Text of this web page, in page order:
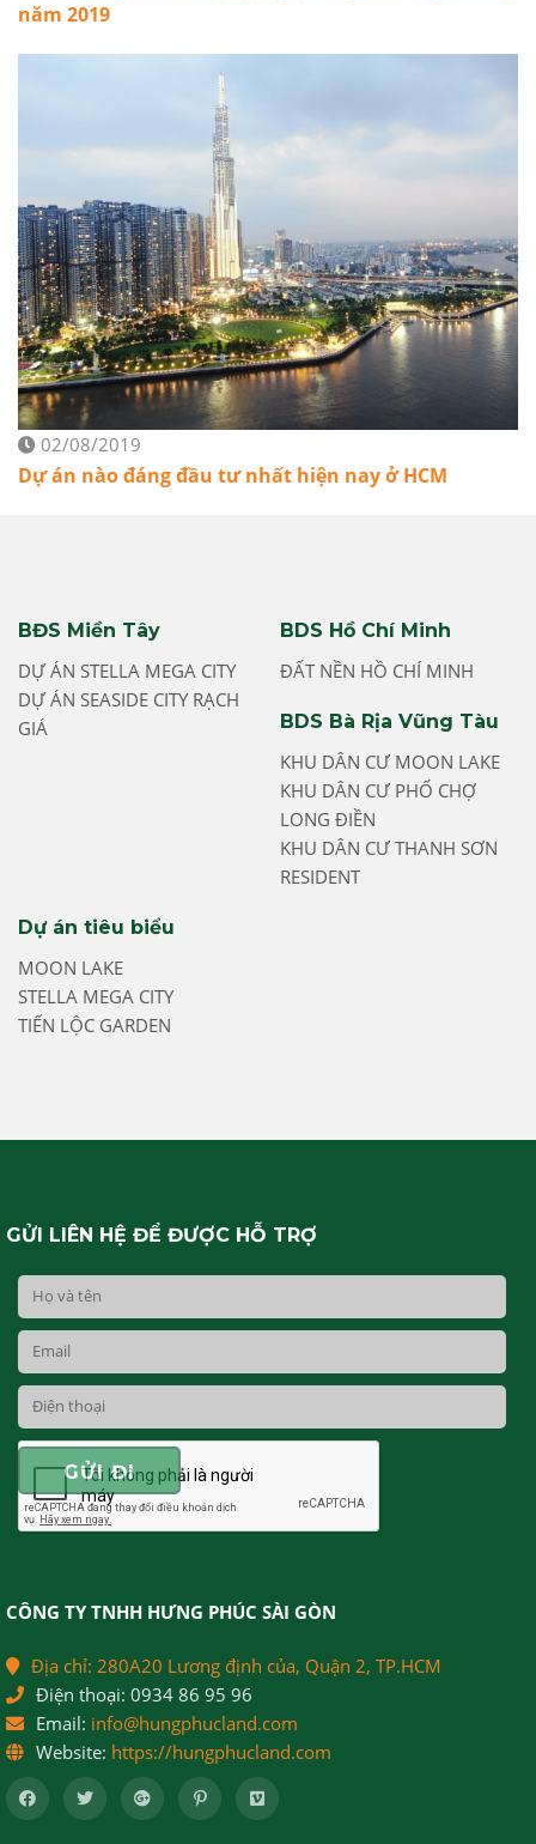
năm 2019
02/08/2019
Dự án nào đáng đầu tư nhất hiện nay ở HCM
BĐS Miền Tây
DỰ ÁN STELLA MEGA CITY
DỰ ÁN SEASIDE CITY RẠCH
GIÁ
BDS Hồ Chí Minh
ĐẤT NỀN HỒ CHÍ MINH
BDS Bà Rịa Vũng Tàu
KHU DÂN CƯ MOON LAKE
KHU DÂN CƯ PHỐ CHỢ
LONG ĐIỀN
KHU DÂN CƯ THANH SƠN
RESIDENT
Dự án tiêu biểu
MOON LAKE
STELLA MEGA CITY
TIẾN LỘC GARDEN
GỬI LIÊN HỆ ĐỂ ĐƯỢC HỖ TRỢ
CÔNG TY TNHH HƯNG PHÚC SÀI GÒN
Địa chỉ: 280A20 Lương định của, Quận 2, TP.HCM
Điện thoại: 0934 86 95 96
Email: info@hungphucland.com
Website: https://hungphucland.com